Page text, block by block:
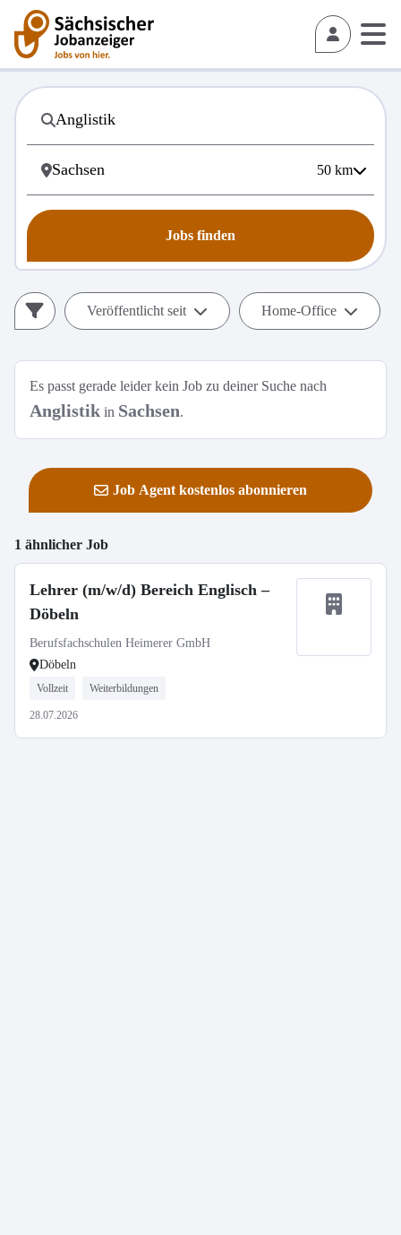
50 km
Jobs finden
Veröffentlicht seit Home-Office
Es passt gerade leider kein Job zu deiner Suche nach
Anglistik in Sachsen.
Job Agent kostenlos abonnieren
1 ähnlicher Job
Lehrer (m/w/d) Bereich Englisch –
Döbeln
Berufsfachschulen Heimerer GmbH
Döbeln
Vollzeit Weiterbildungen
28.07.2026